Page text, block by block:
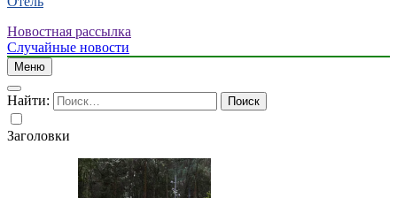
Новостная рассылка
Случайные новости
Меню
Найти:
Заголовки